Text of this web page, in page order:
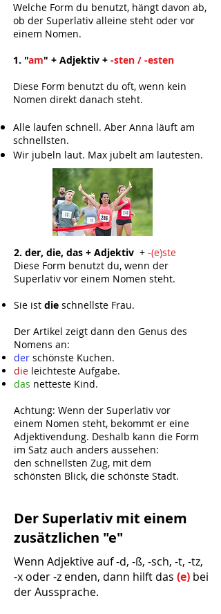
Welche Form du benutzt, hängt davon ab,
ob der Superlativ alleine steht oder vor
einem Nomen.
1. "am" + Adjektiv + -sten / -esten
Diese Form benutzt du oft, wenn kein
Nomen direkt danach steht.
Alle laufen schnell. Aber Anna läuft am
schnellsten.
Wir jubeln laut. Max jubelt am lautesten.
2. der, die, das + Adjektiv + -(e)ste
Diese Form benutzt du, wenn der
Superlativ vor einem Nomen steht.
Sie ist die schnellste Frau.
Der Artikel zeigt dann den Genus des
Nomens an:
der schönste Kuchen.
die leichteste Aufgabe.
das netteste Kind.
Achtung: Wenn der Superlativ vor
einem Nomen steht, bekommt er eine
Adjektivendung. Deshalb kann die Form
im Satz auch anders aussehen:
den schnellsten Zug, mit dem
schönsten Blick, die schönste Stadt.
Der Superlativ mit einem
zusätzlichen "e"
Wenn Adjektive auf -d, -ß, -sch, -t, -tz,
-x oder -z enden, dann hilft das (e) bei
der Aussprache.